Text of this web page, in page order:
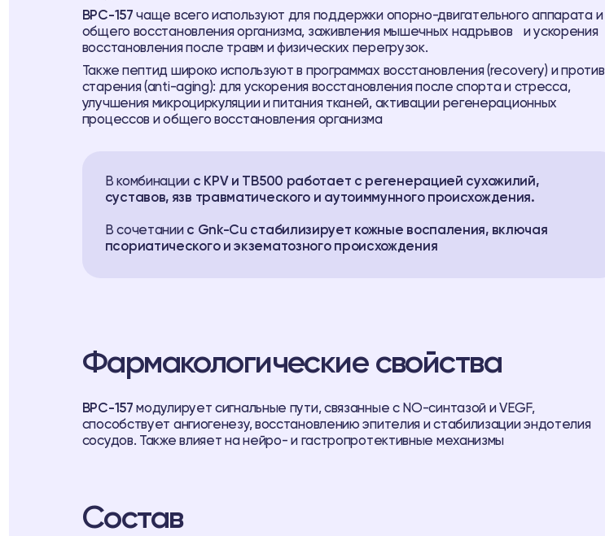
BPC-157 чаще всего используют для поддержки опорно-двигательного аппарата и
общего восстановления организма, заживления мышечных надрывов и ускорения
восстановления после травм и физических перегрузок.
Также пептид широко используют в программах восстановления (recovery) и против
старения (anti-aging): для ускорения восстановления после спорта и стресса,
улучшения микроциркуляции и питания тканей, активации регенерационных
процессов и общего восстановления организма
В комбинации с KPV и ТВ500 работает с регенерацией сухожилий,
суставов, язв травматического и аутоиммунного происхождения.
В сочетании с Gnk-Cu стабилизирует кожные воспаления, включая
псориатического и экзематозного происхождения
Фармакологические свойства
BPC-157 модулирует сигнальные пути, связанные с NO-синтазой и VEGF,
способствует ангиогенезу, восстановлению эпителия и стабилизации эндотелия
сосудов. Также влияет на нейро- и гастропротективные механизмы
Состав